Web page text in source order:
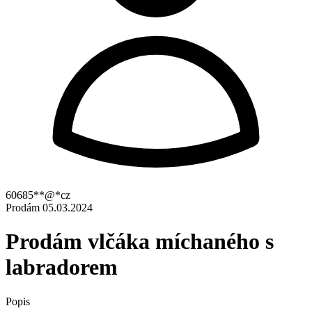
60685**@*cz
Prodám 05.03.2024
Prodám vlčáka míchaného s
labradorem
Popis